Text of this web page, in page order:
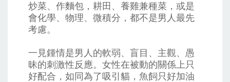
炒菜、作麵包，耕田、養雞兼種菜，或是
會化學、物理、微積分，都不是男人最先
考慮。
一見鍾情是男人的軟弱、盲目、主觀、愚
昧的刺激性反應。女性在被動的關係上只
好配合，如同為了吸引貓，魚飼只好加油